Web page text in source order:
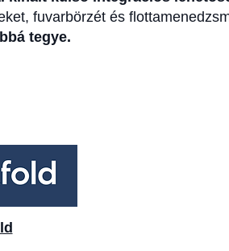
fuvarbörzét és
tegye.